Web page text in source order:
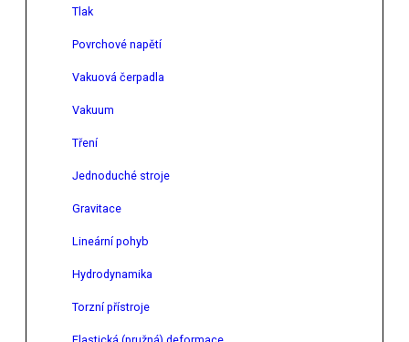
Tlak
Povrchové napětí
Vakuová čerpadla
Vakuum
Tření
Jednoduché stroje
Gravitace
Lineární pohyb
Hydrodynamika
Torzní přístroje